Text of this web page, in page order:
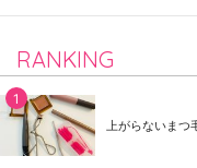
RANKING
上がらないまつ